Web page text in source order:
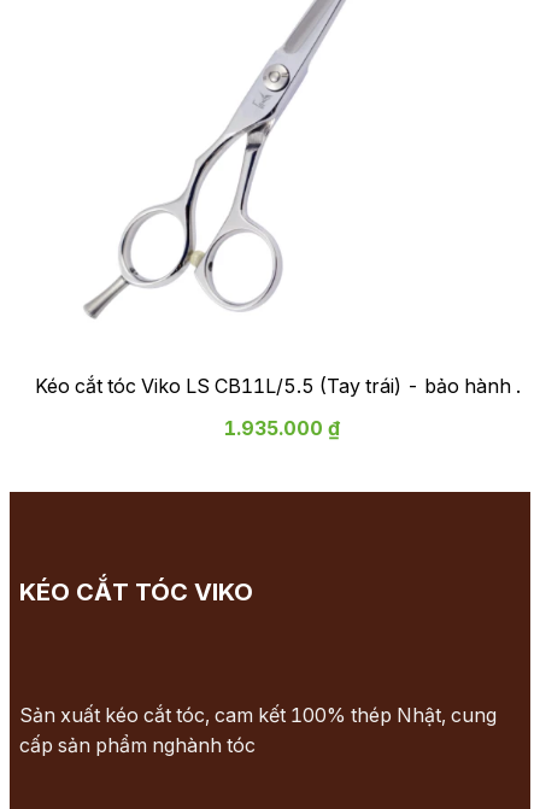
Kéo cắt tóc Viko LS CB11L/5.5 (Tay trái) - bảo hành 2
năm
1.935.000 ₫
KÉO CẮT TÓC VIKO
Sản xuất kéo cắt tóc, cam kết 100% thép Nhật, cung
cấp sản phẩm nghành tóc